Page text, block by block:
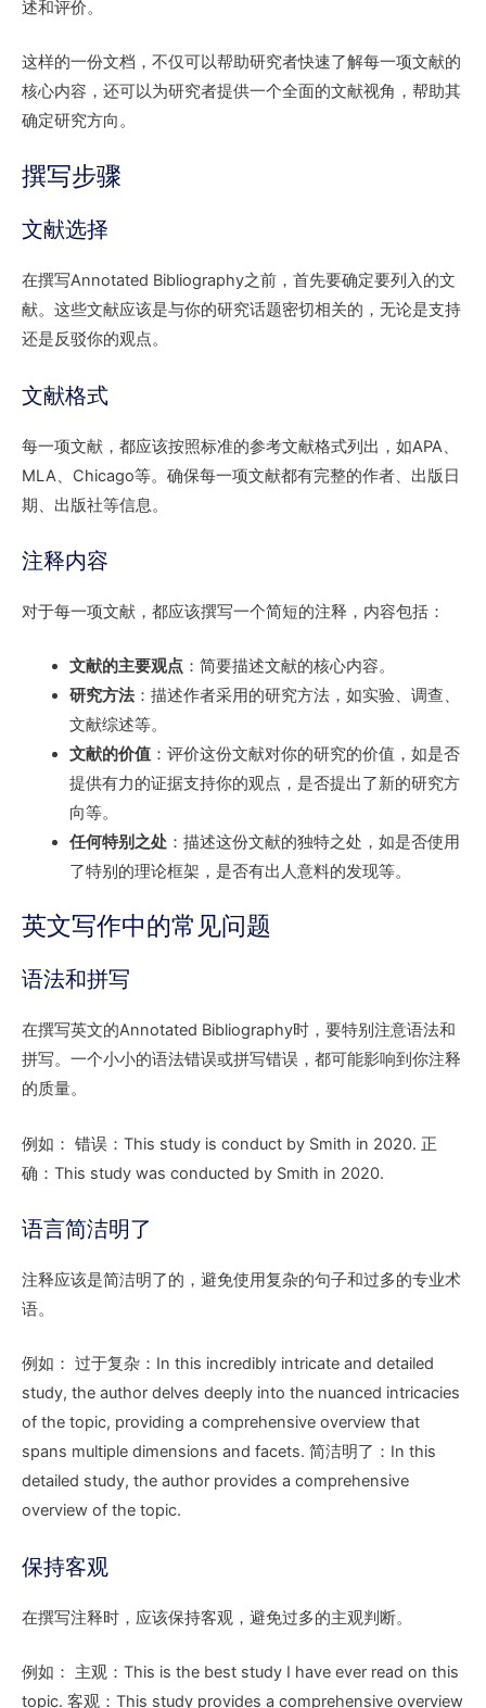
述和评价。
这样的一份文档，不仅可以帮助研究者快速了解每一项文献的
核心内容，还可以为研究者提供一个全面的文献视角，帮助其
确定研究方向。
撰写步骤
文献选择
在撰写Annotated Bibliography之前，首先要确定要列入的文
献。这些文献应该是与你的研究话题密切相关的，无论是支持
还是反驳你的观点。
文献格式
每一项文献，都应该按照标准的参考文献格式列出，如APA、
MLA、Chicago等。确保每一项文献都有完整的作者、出版日
期、出版社等信息。
注释内容
对于每一项文献，都应该撰写一个简短的注释，内容包括：
文献的主要观点 ：简要描述文献的核心内容。
研究方法：描述作者采用的研究方法，如实验、调查、
文献综述等。
文献的价值：评价这份文献对你的研究的价值，如是否
提供有力的证据支持你的观点，是否提出了新的研究方
向等。
任何特别之处：描述这份文献的独特之处，如是否使用
了特别的理论框架，是否有出人意料的发现等。
英文写作中的常见问题
语法和拼写
在撰写英文的Annotated Bibliography时，要特别注意语法和
拼写。一个小小的语法错误或拼写错误，都可能影响到你注释
的质量。
例如： 错误：This study is conduct by Smith in 2020. 正
确：This study was conducted by Smith in 2020.
语言简洁明了
注释应该是简洁明了的，避免使用复杂的句子和过多的专业术
语。
例如： 过于复杂：In this incredibly intricate and detailed
study, the author delves deeply into the nuanced intricacies
of the topic, providing a comprehensive overview that
spans multiple dimensions and facets. 简洁明了：In this
detailed study, the author provides a comprehensive
overview of the topic.
保持客观
在撰写注释时，应该保持客观，避免过多的主观判断。
例如： 主观：This is the best study I have ever read on this
topic. 客观：This study provides a comprehensive overview